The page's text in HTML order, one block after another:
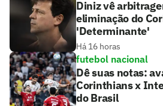
Diniz vê
eliminação do
'Determinante'
Há 16 horas
futebol nacional
Dê suas notas:
Corinthians x
do Brasil